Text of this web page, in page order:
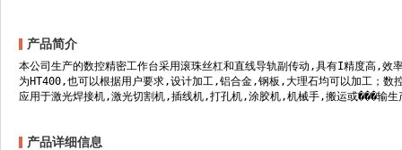
产品简介
本公司生产的数控精密工作台采用滚珠丝杠和直线导轨副传动,具有I精度高,
为HT400,也可以根据用户要求,设计加工,铝合金,钢板,大理石均可以加工；数
应用于激光焊接机,激光切割机,插线机,打孔机,涂胶机,机械手,搬运或���输
产品详细信息